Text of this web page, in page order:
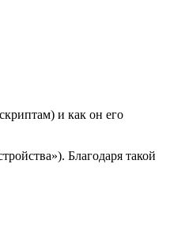
и как он его
Благодаря такой